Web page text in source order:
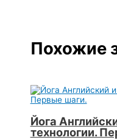
Похожие
Йога
технологии.